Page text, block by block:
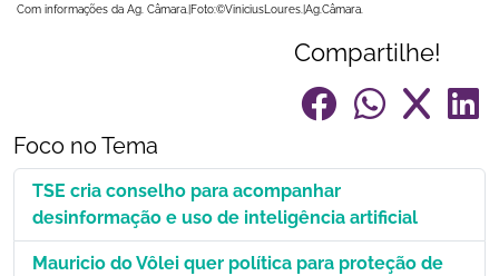
Com informações da Ag. Câmara.|Foto:©ViniciusLoures.|Ag.Câmara.
Compartilhe!
Foco no Tema
TSE cria conselho para acompanhar
desinformação e uso de inteligência artificial
Mauricio do Vôlei quer política para proteção de